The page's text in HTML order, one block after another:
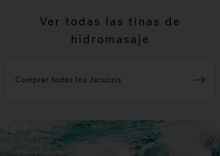
Ver todas las tinas de
hidromasaje
Comprar todos los Jacuzzis